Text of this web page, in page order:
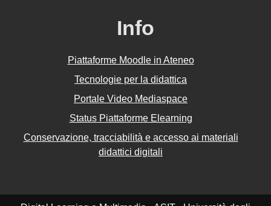
Info
Piattaforme Moodle in Ateneo
Tecnologie per la didattica
Portale Video Mediaspace
Status Piattaforme Elearning
Conservazione, tracciabilità e accesso ai materiali
didattici digitali